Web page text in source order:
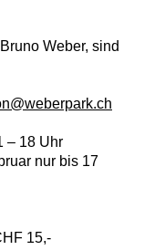
Weber, sind
– 18 Uhr
nur bis 17
15,-